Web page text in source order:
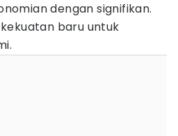
dengan signifikan.
baru untuk